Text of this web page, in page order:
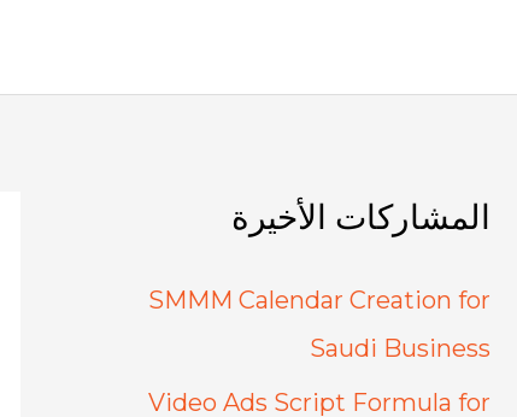
المشاركات الأخيرة
SMMM Calendar Creation for
Saudi Business
Video Ads Script Formula for